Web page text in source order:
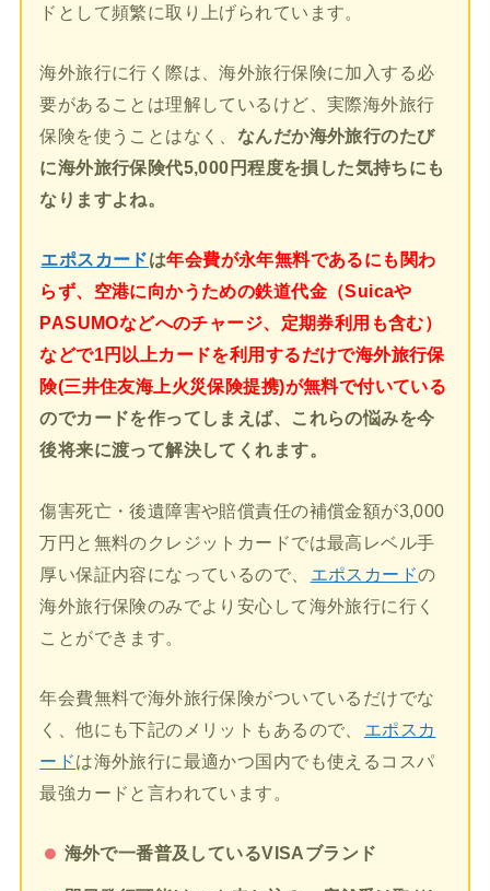
ドとして頻繁に取り上げられています。
海外旅行に行く際は、海外旅行保険に加入する必
要があることは理解しているけど、実際海外旅行
保険を使うことはなく、 なんだか海外旅行のたび
に海外旅行保険代5,000円程度を損した気持ちにも
なりますよね。
エポスカードは年会費が永年無料であるにも関わ
らず、空港に向かうための鉄道代金（Suicaや
PASUMOなどへのチャージ、定期券利用も含む）
などで1円以上カードを利用するだけで海外旅行保
険(三井住友海上火災保険提携)が無料で付いている
のでカードを作ってしまえば、これらの悩みを今
後将来に渡って解決してくれます。
傷害死亡・後遺障害や賠償責任の補償金額が3,000
万円と無料のクレジットカードでは最高レベル手
厚い保証内容になっているので、
エポスカードの
海外旅行保険のみでより安心して海外旅行に行く
ことができます。
年会費無料で海外旅行保険がついているだけでな
く、他にも下記のメリットもあるので、
エポスカ
ードは海外旅行に最適かつ国内でも使えるコスパ
最強カードと言われています。
海外で一番普及しているVISAブランド